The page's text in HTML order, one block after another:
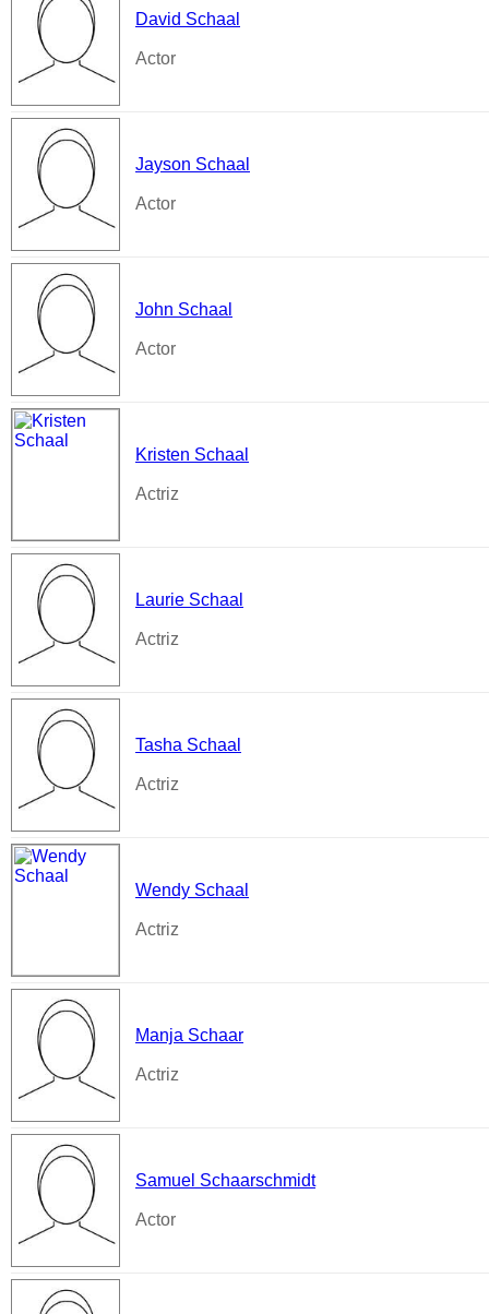
David Schaal
Actor
Jayson Schaal
Actor
John Schaal
Actor
Kristen Schaal
Actriz
Laurie Schaal
Actriz
Tasha Schaal
Actriz
Wendy Schaal
Actriz
Manja Schaar
Actriz
Samuel Schaarschmidt
Actor